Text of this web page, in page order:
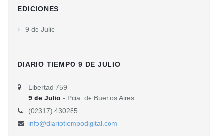
EDICIONES
9 de Julio
DIARIO TIEMPO 9 DE JULIO
Libertad 759
9 de Julio - Pcia. de Buenos Aires
(02317) 430285
info@diariotiempodigital.com